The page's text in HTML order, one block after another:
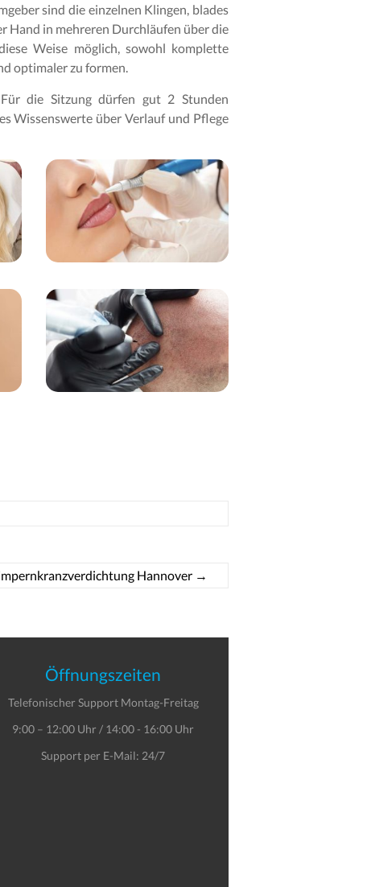
sind die einzelnen Klingen, blades
Hand in mehreren Durchläufen über die
Weise möglich, sowohl komplette
optimaler zu formen.
die Sitzung dürfen gut 2 Stunden
Wissenswerte über Verlauf und Pflege
Hannover →
Öffnungszeiten
Telefonischer Support Montag-Freitag
9:00 – 12:00 Uhr / 14:00 - 16:00 Uhr
Support per E-Mail: 24/7